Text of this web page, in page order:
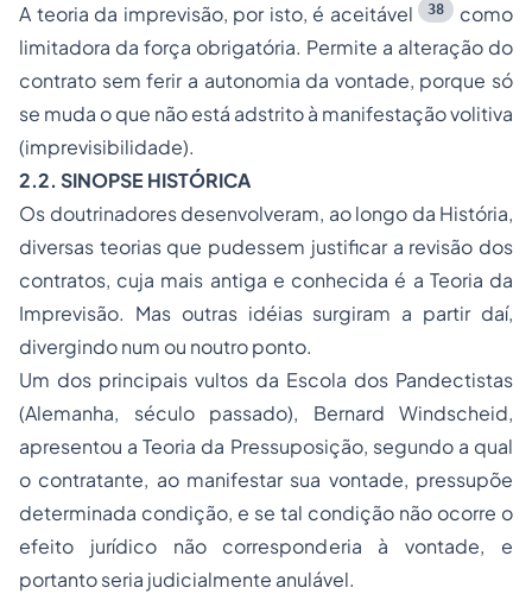
A teoria da imprevisão, por isto, é aceitável 38
como
limitadora da força obrigatória. Permite a alteração do
contrato sem ferir a autonomia da vontade, porque só
se muda o que não está adstrito à manifestação volitiva
(imprevisibilidade).
2.2. SINOPSE HISTÓRICA
Os doutrinadores desenvolveram, ao longo da História,
diversas teorias que pudessem justificar a revisão dos
contratos, cuja mais antiga e conhecida é a Teoria da
Imprevisão. Mas outras idéias surgiram a partir daí,
divergindo num ou noutro ponto.
Um dos principais vultos da Escola dos Pandectistas
(Alemanha, século passado), Bernard Windscheid,
apresentou a Teoria da Pressuposição, segundo a qual
o contratante, ao manifestar sua vontade, pressupõe
determinada condição, e se tal condição não ocorre o
efeito jurídico não corresponderia à vontade, e
portanto seria judicialmente anulável.